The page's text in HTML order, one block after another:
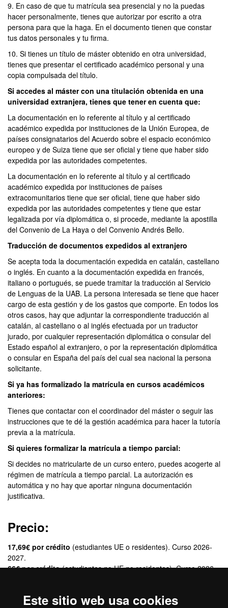
Este sitio web usa cookies
9. En caso de que tu matrícula sea presencial y no la puedas
hacer personalmente, tienes que autorizar por escrito a otra
persona para que la haga. En el documento tienen que constar
tus datos personales y tu firma.
10. Si tienes un título de máster obtenido en otra universidad,
tienes que presentar el certificado académico personal y una
copia compulsada del título.
Si accedes al máster con una titulación obtenida en una
universidad extranjera, tienes que tener en cuenta que:
La documentación en lo referente al título y al certificado
académico expedida por instituciones de la Unión Europea, de
países consignatarios del Acuerdo sobre el espacio económico
europeo y de Suiza tiene que ser oficial y tiene que haber sido
expedida por las autoridades competentes.
La documentación en lo referente al título y al certificado
académico expedida por instituciones de países
extracomunitarios tiene que ser oficial, tiene que haber sido
expedida por las autoridades competentes y tiene que estar
legalizada por vía diplomática o, si procede, mediante la apostilla
del Convenio de La Haya o del Convenio Andrés Bello.
Traducción de documentos expedidos al extranjero
Se acepta toda la documentación expedida en catalán, castellano
o inglés. En cuanto a la documentación expedida en francés,
italiano o portugués, se puede tramitar la traducción al Servicio
de Lenguas de la UAB. La persona interesada se tiene que hacer
cargo de esta gestión y de los gastos que comporte. En todos los
otros casos, hay que adjuntar la correspondiente traducción al
catalán, al castellano o al inglés efectuada por un traductor
jurado, por cualquier representación diplomática o consular del
Estado español al extranjero, o por la representación diplomática
o consular en España del país del cual sea nacional la persona
solicitante.
Si ya has formalizado la matrícula en cursos académicos
anteriores:
Tienes que contactar con el coordinador del máster o seguir las
instrucciones que te dé la gestión académica para hacer la tutoría
previa a la matrícula.
Si quieres formalizar la matrícula a tiempo parcial:
Si decides no matricularte de un curso entero, puedes acogerte al
régimen de matrícula a tiempo parcial. La autorización es
automática y no hay que aportar ninguna documentación
justificativa.
Precio:
17,69€ por crédito (estudiantes UE o residentes). Curso 2026-
2027.
66€ por crédito(estudiantes no UE no residentes). Curso 2026-